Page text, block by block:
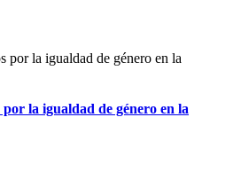
la igualdad de género en la